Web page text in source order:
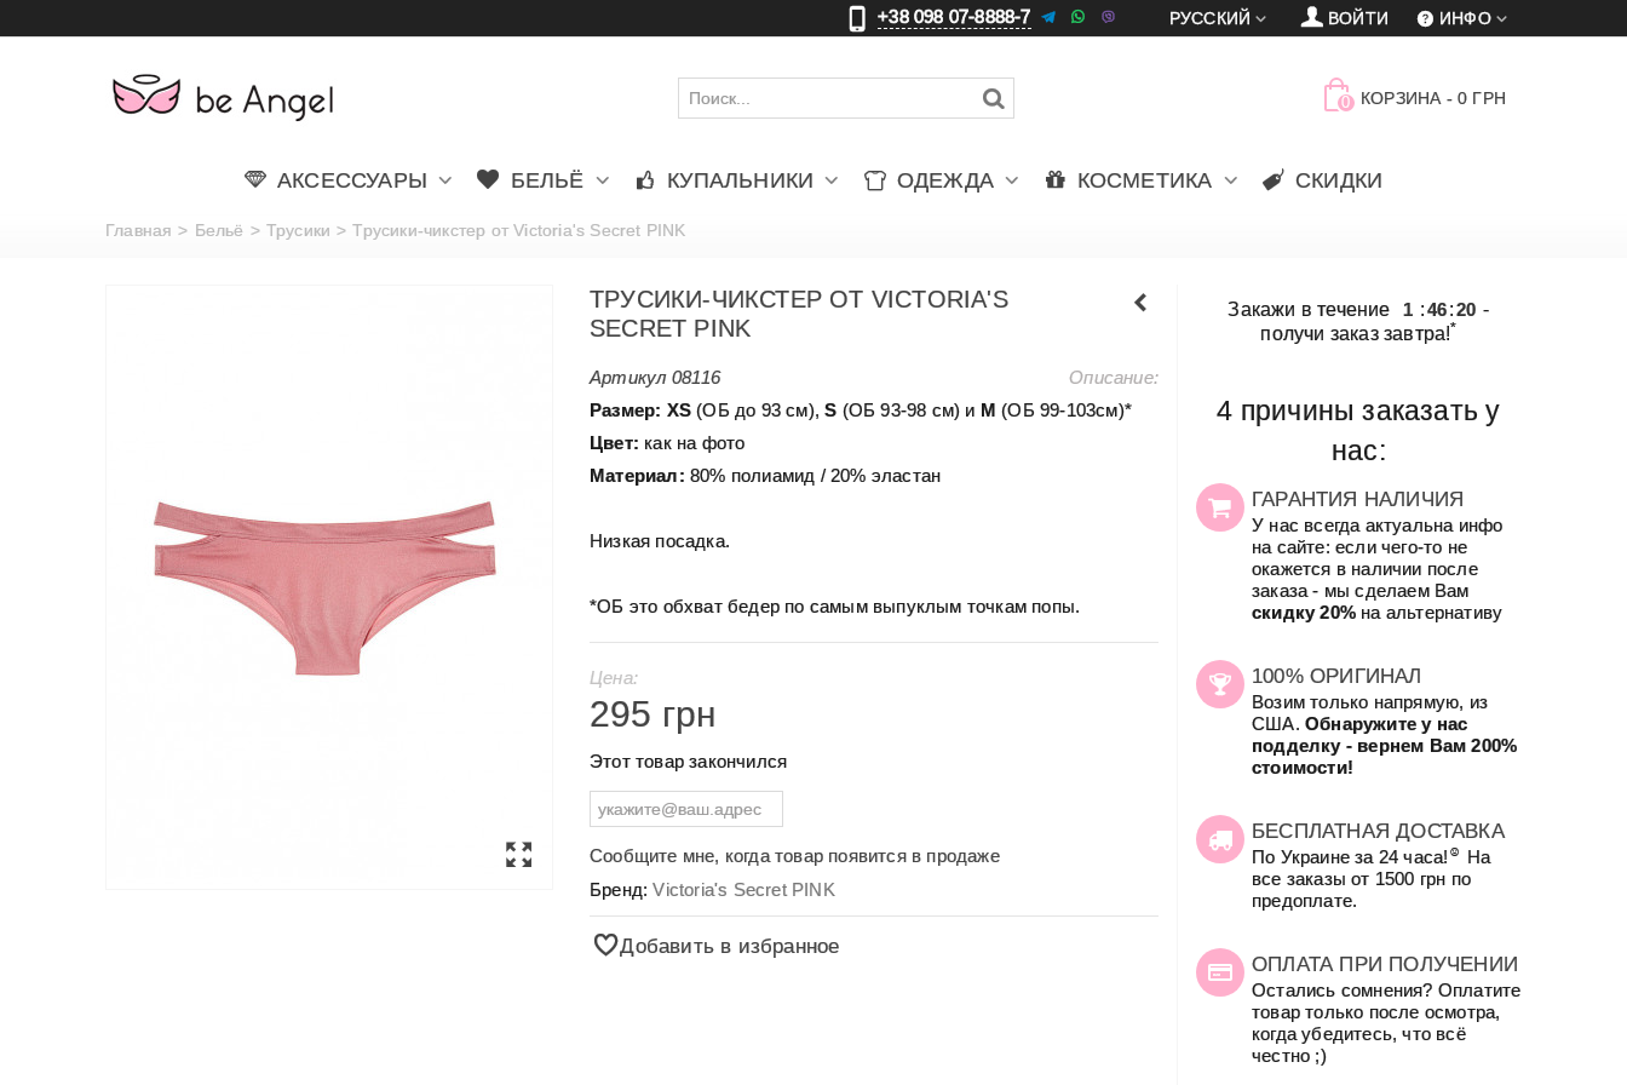
+38 098 07-8888-7 更 車 賈 ИНФО
ВОЙТИ
РУССКИЙ
0 КОРЗИНА - 0 ГРН
АКСЕССУАРЫ БЕЛЬЁ КУПАЛЬНИКИ ОДЕЖДА КОСМЕТИКА СКИДКИ
Главная > Бельё > Трусики > Трусики-чикстер от Victoria's Secret PINK
ТРУСИКИ-ЧИКСТЕР ОТ VICTORIA'S
SECRET PINK
Артикул 08116
Описание:
Размер: ХS (ОБ до 93 см),S (ОБ 93-98 см) и М (ОБ 99-103см)*
Цвет: как на фото
Материал: 80% полиамид / 20% эластан
Низкая посадка.
*ОБ это обхват бедер по самым выпуклым точкам попы.
Цена:
295 грн
Этот товар закончился
Сообщите мне, когда товар появится в продаже
Бренд:Victoria's Secret PINK
Добавить в избранное
Закажи в течение 1 :46:20 -
получи заказ завтра!*
4 причины заказать у
нас:
ГАРАНТИЯ НАЛИЧИЯ
У нас всегда актуальна инфо
на сайте: если чего-то не
окажется в наличии после
заказа - мы сделаем Вам
скидку 20%на альтернативу
100% ОРИГИНАЛ
Возим только напрямую, из
США. Обнаружите у нас
подделку - вернем Вам 200%
стоимости!
БЕСПЛАТНАЯ ДОСТАВКА
По Украине за 24 часа! ☺
На
все заказы от 1500 грн по
предоплате.
ОПЛАТА ПРИ ПОЛУЧЕНИИ
Остались сомнения? Оплатите
товар только после осмотра,
когда убедитесь, что всё
честно ;)